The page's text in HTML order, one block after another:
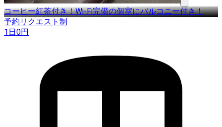
コーヒー紅茶付き！Wi-Fi完備の個室にバルコニー付き！
予約リクエスト制
1日0円